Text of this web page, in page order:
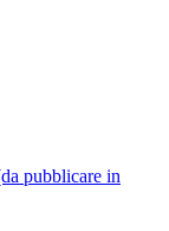
pubblicare in